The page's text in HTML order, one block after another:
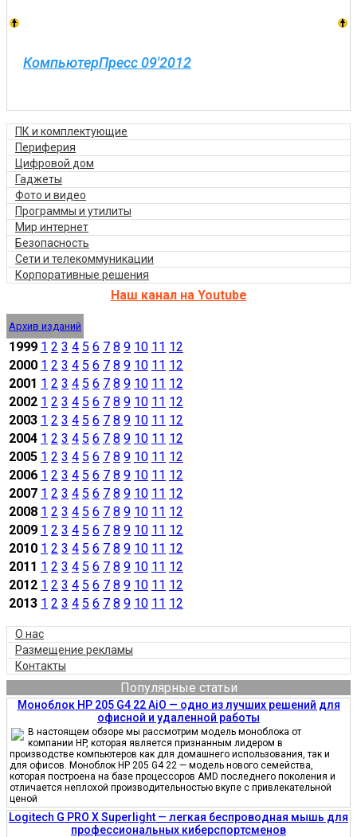
КомпьютерПресс 09'2012
ПК и комплектующие
Периферия
Цифровой дом
Гаджеты
Фото и видео
Программы и утилиты
Мир интернет
Безопасность
Сети и телекоммуникации
Корпоративные решения
Наш канал на Youtube
Архив изданий
1999 1 2 3 4 5 6 7 8 9 10 11 12
2000 1 2 3 4 5 6 7 8 9 10 11 12
2001 1 2 3 4 5 6 7 8 9 10 11 12
2002 1 2 3 4 5 6 7 8 9 10 11 12
2003 1 2 3 4 5 6 7 8 9 10 11 12
2004 1 2 3 4 5 6 7 8 9 10 11 12
2005 1 2 3 4 5 6 7 8 9 10 11 12
2006 1 2 3 4 5 6 7 8 9 10 11 12
2007 1 2 3 4 5 6 7 8 9 10 11 12
2008 1 2 3 4 5 6 7 8 9 10 11 12
2009 1 2 3 4 5 6 7 8 9 10 11 12
2010 1 2 3 4 5 6 7 8 9 10 11 12
2011 1 2 3 4 5 6 7 8 9 10 11 12
2012 1 2 3 4 5 6 7 8 9 10 11 12
2013 1 2 3 4 5 6 7 8 9 10 11 12
О нас
Размещение рекламы
Контакты
Популярные статьи
Моноблок HP 205 G4 22 AiO — одно из лучших решений для
офисной и удаленной работы
В настоящем обзоре мы рассмотрим модель моноблока от
компании HP, которая является признанным лидером в
производстве компьютеров как для домашнего использования, так и
для офисов. Моноблок HP 205 G4 22 — модель нового семейства,
которая построена на базе процессоров AMD последнего поколения и
отличается неплохой производительностью вкупе с привлекательной
ценой
Logitech G PRO X Superlight — легкая беспроводная мышь для
профессиональных киберспортсменов